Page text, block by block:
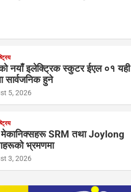
नयाँ इलेक्ट्रिक स्कुटर ईएल ०१ यही
सार्वजनिक हुने
5, 2026
SRM तथा Joylong
भ्रमणमा
3, 2026